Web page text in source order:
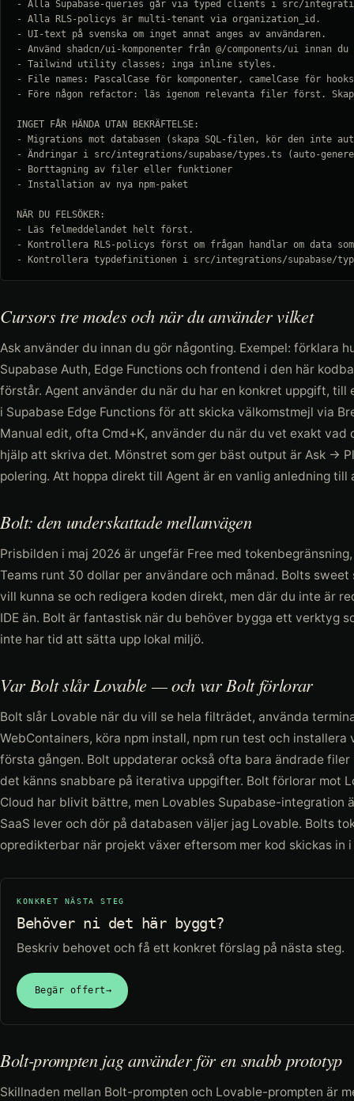
- Alla Supabase-queries går via typed clients i src/
- Alla RLS-policys är multi-tenant via organization_id.
- UI-text på svenska om inget annat anges av användaren.
- Använd shadcn/ui-komponenter från @/components/ui innan
- Tailwind utility classes; inga inline styles.
- File names: PascalCase för komponenter, camelCase för
- Före någon refactor: läs igenom relevanta filer först.
INGET FÅR HÄNDA UTAN BEKRÄFTELSE:
- Migrations mot databasen (skapa SQL-filen, kör den inte
- Ändringar i src/integrations/supabase/types.ts (auto-
- Borttagning av filer eller funktioner
- Installation av nya npm-paket
NÄR DU FELSÖKER:
- Läs felmeddelandet helt först.
- Kontrollera RLS-policys först om frågan handlar om data
- Kontrollera typdefinitionen i src/integrations/supabase/
Cursors tre modes och när du använder vilket
Ask använder du innan du gör någonting. Exempel: förklara
Supabase Auth, Edge Functions och frontend i den här
förstår. Agent använder du när du har en konkret uppgift, till
i Supabase Edge Functions för att skicka välkomstmejl via
Manual edit, ofta Cmd+K, använder du när du vet exakt
hjälp att skriva det. Mönstret som ger bäst output är Ask →
polering. Att hoppa direkt till Agent är en vanlig anledning till
Bolt: den underskattade mellanvägen
Prisbilden i maj 2026 är ungefär Free med
Teams runt 30 dollar per användare och månad. Bolts
vill kunna se och redigera koden direkt, men där du inte är
IDE än. Bolt är fantastisk när du behöver bygga ett verktyg
inte har tid att sätta upp lokal miljö.
Var Bolt slår Lovable — och var Bolt förlorar
Bolt slår Lovable när du vill se hela filträdet, använda
WebContainers, köra npm install, npm run test och
första gången. Bolt uppdaterar också ofta bara ändrade
det känns snabbare på iterativa uppgifter. Bolt förlorar mot
Cloud har blivit bättre, men Lovables Supabase-integration
SaaS lever och dör på databasen väljer jag Lovable. Bolts
opredikterbar när projekt växer eftersom mer kod skickas in
KONKRET NÄSTA STEG
Behöver ni det här byggt?
Beskriv behovet och få ett konkret förslag på nästa steg.
Begär offert→
Bolt-prompten jag använder för en snabb prototyp
Skillnaden mellan Bolt-prompten och Lovable-prompten är